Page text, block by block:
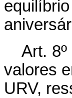
Art.
valores
URV,